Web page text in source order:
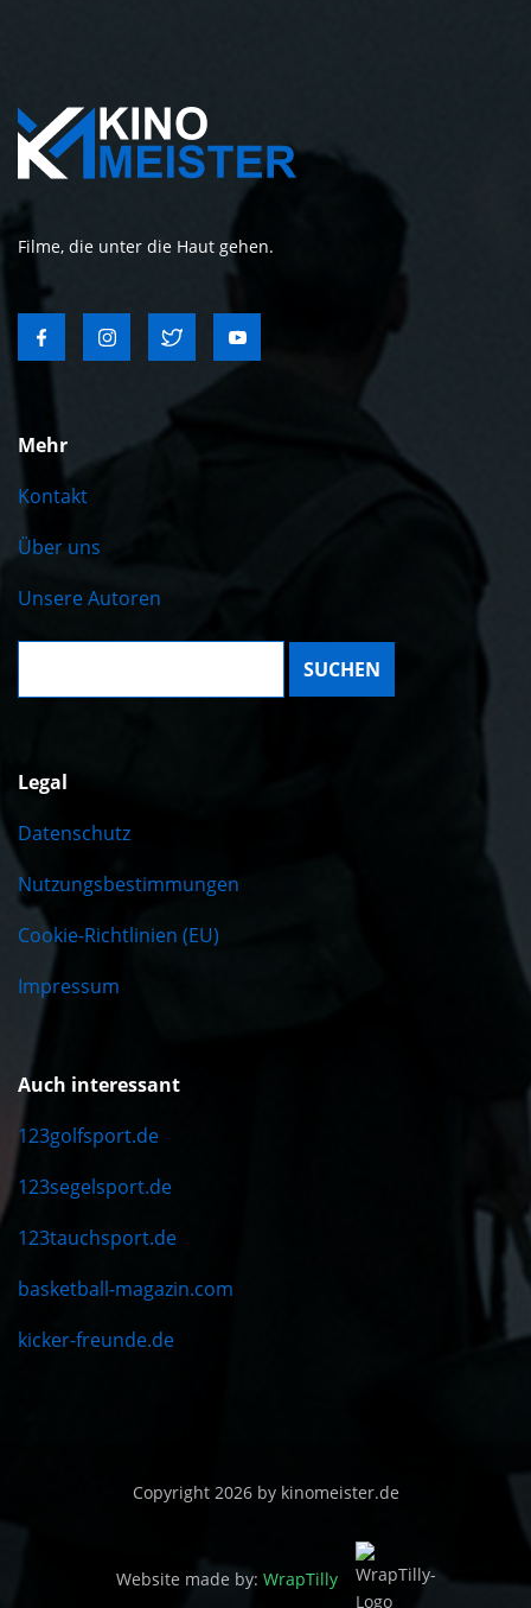
Filme, die unter die Haut gehen.
Mehr
Kontakt
Über uns
Unsere Autoren
Suche:
Legal
Datenschutz
Nutzungsbestimmungen
Cookie-Richtlinien (EU)
Impressum
Auch interessant
123golfsport.de
123segelsport.de
123tauchsport.de
basketball-magazin.com
kicker-freunde.de
Copyright 2026 by kinomeister.de
Website made by: WrapTilly